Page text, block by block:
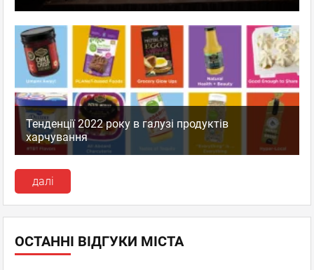
Тенденції 2022 року в галузі продуктів
харчування
далі
ОСТАННІ ВІДГУКИ МІСТА